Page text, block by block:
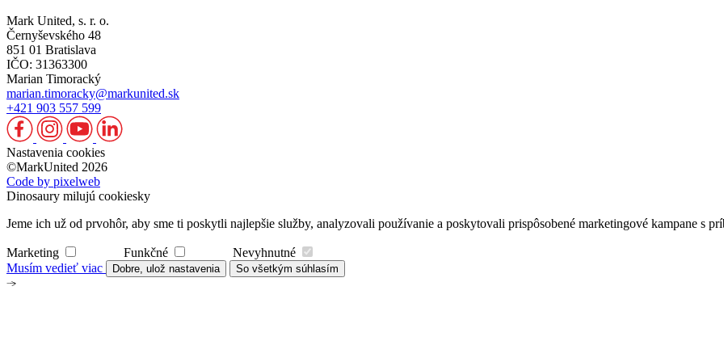
Mark United, s. r. o.
Černyševského 48
851 01 Bratislava
IČO: 31363300
Marian Timoracký
marian.timoracky@markunited.sk
+421 903 557 599
Nastavenia cookies
©MarkUnited 2026
Code by pixelweb
Dinosaury milujú cookiesky
Jeme ich už od prvohôr, aby sme ti poskytli najlepšie služby, analyzovali používanie a poskytovali prispôsobené marketingové kampane s
Marketing Funkčné
Nevyhnutné
Musím vedieť viac
Dobre, ulož nastavenia So všetkým súhlasím